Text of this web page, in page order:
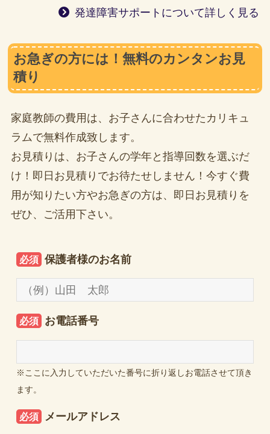
発達障害サポートについて詳しく見る
お急ぎの方には！無料のカンタンお見
積り
家庭教師の費用は、お子さんに合わせたカリキュ
ラムで無料作成致します。
お見積りは、お子さんの学年と指導回数を選ぶだ
け！即日お見積りでお待たせしません！今すぐ費
用が知りたい方やお急ぎの方は、即日お見積りを
ぜひ、ご活用下さい。
必須 保護者様のお名前
必須 お電話番号
※ここに入力していただいた番号に折り返しお電話させて頂き
ます。
必須 メールアドレス